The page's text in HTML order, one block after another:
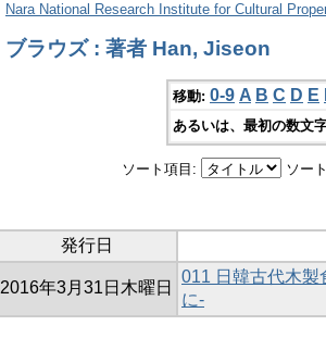
Nara National Research Institute for Cultural
ブラウズ : 著者 Han, Jiseon
移動: 0-9 A B C D E
あるいは、最初の数文
ソート項目: ソー
発行日
2016年3月31日木曜日
011 日韓古代木製
に-